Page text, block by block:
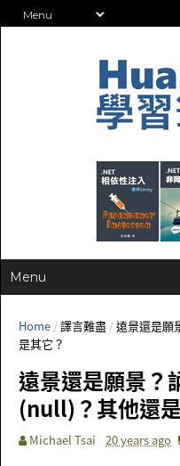
Home /譯言難盡 /遠景還是願
是其它？
遠景還是願景？
(null)？其他還
Michael Tsai 20 years ago